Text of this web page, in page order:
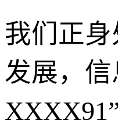
我们正
发展，